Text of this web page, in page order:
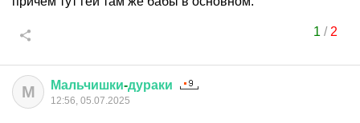
1 / 2
М Мальчишки-дураки
12:56, 05.07.2025